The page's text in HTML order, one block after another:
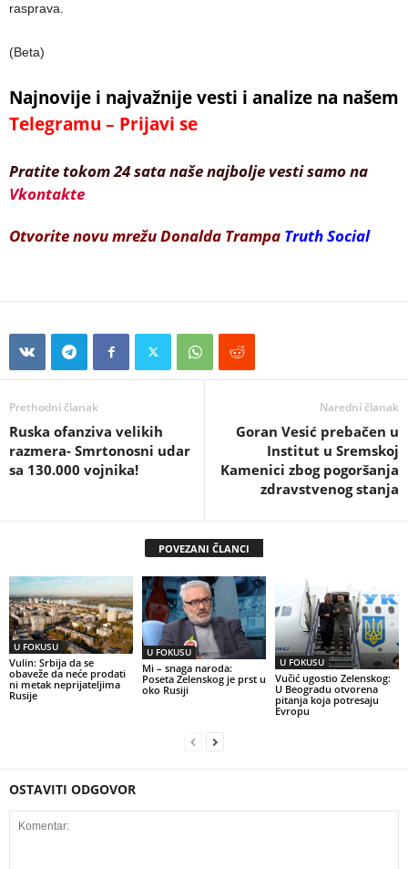
rasprava.
(Beta)
Najnovije i najvažnije vesti i analize na našem
Telegramu – Prijavi se
Pratite tokom 24 sata naše najbolje vesti samo na
Vkontakte
Otvorite novu mrežu Donalda Trampa Truth Social
Prethodni članak
Ruska ofanziva velikih
razmera- Smrtonosni udar
sa 130.000 vojnika!
Naredni članak
Goran Vesić prebačen u
Institut u Sremskoj
Kamenici zbog pogoršanja
zdravstvenog stanja
POVEZANI ČLANCI
U FOKUSU
Vulin: Srbija da se
obaveže da neće prodati
ni metak neprijateljima
Rusije
U FOKUSU
Mi – snaga naroda:
Poseta Zelenskog je prst u
oko Rusiji
U FOKUSU
Vučić ugostio Zelenskog:
U Beogradu otvorena
pitanja koja potresaju
Evropu
OSTAVITI ODGOVOR